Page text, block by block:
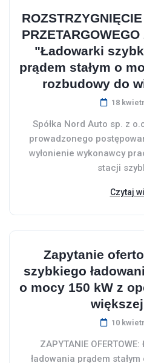
"Ładowarki
prądem stałym o
rozbudowy do
18
Spółka Nord Auto sp. z
prowadzonego
wyłonienie wykonawcy
stacji
Czytaj
Zapytanie
szybkiego
o mocy 150 kW z
10
ZAPYTANIE
ładowania prądem